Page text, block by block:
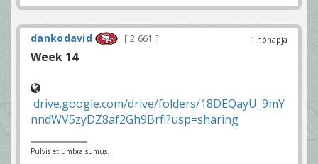
1 hónapja
dankodavid 2 661
Week 14
drive.google.com/drive/folders/18DEQayU_9mY
nndWV5zyDZ8af2Gh9Brfi?usp=sharing
Pulvis et umbra sumus.